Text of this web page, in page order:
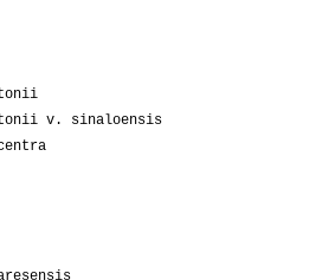
v. sinaloensis